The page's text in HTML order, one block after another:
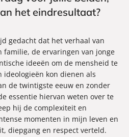
het eindresultaat?
gedacht dat het verhaal van
familie, de ervaringen van jonge
ideeën om de mensheid te
kon dienen als
de twintigste eeuw en zonder
essentie hiervan weten over te
hij de complexiteit en
momenten in mijn leven en
diepgang en respect verteld.